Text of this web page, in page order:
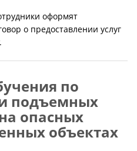
оформят
о предоставлении услуг
по
подъемных
опасных
объектах